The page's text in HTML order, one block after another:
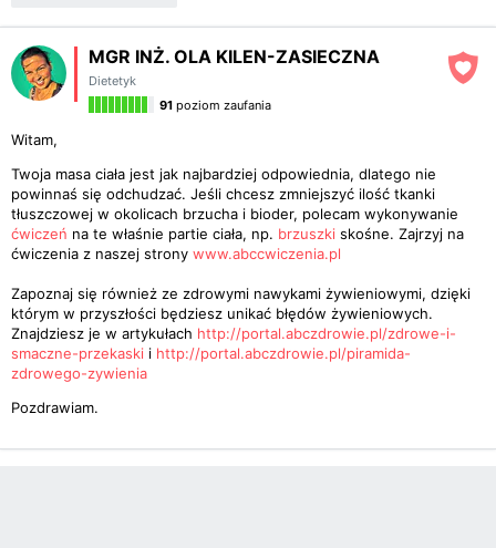
MGR INŻ. OLA KILEN-ZASIECZNA
Dietetyk
91 poziom zaufania
Witam,
Twoja masa ciała jest jak najbardziej odpowiednia, dlatego nie
powinnaś się odchudzać. Jeśli chcesz zmniejszyć ilość tkanki
tłuszczowej w okolicach brzucha i bioder, polecam wykonywanie
ćwiczeń na te właśnie partie ciała, np. brzuszki skośne. Zajrzyj na
ćwiczenia z naszej strony www.abccwiczenia.pl
Zapoznaj się również ze zdrowymi nawykami żywieniowymi, dzięki
którym w przyszłości będziesz unikać błędów żywieniowych.
Znajdziesz je w artykułach http://portal.abczdrowie.pl/zdrowe-i-
smaczne-przekaski i http://portal.abczdrowie.pl/piramida-
zdrowego-zywienia
Pozdrawiam.